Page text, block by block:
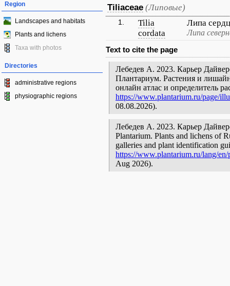
Region
Landscapes and habitats
Plants and lichens
Taxa with photos
Directories
administrative regions
physiographic regions
Tiliaceae (Липовые)
1.
Tilia
cordata
Липа
Липа
Text to cite the page
Лебедев А. 2023. Карьер
Плантариум. Растения и
онлайн атлас и определитель
https://www.plantarium.ru/page/
08.08.2026).
Лебедев А. 2023. Карьер
Plantarium. Plants and lichens of
galleries and plant identification
https://www.plantarium.ru/lang/
Aug 2026).